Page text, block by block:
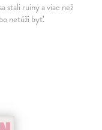
stali ruiny a viac než
netúži byť.